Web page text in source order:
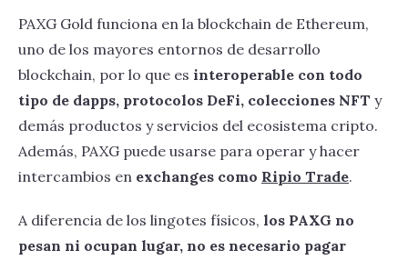
PAXG Gold funciona en la blockchain de Ethereum,
uno de los mayores entornos de desarrollo
blockchain, por lo que es interoperable con todo
tipo de dapps, protocolos DeFi, colecciones NFT y
demás productos y servicios del ecosistema cripto.
Además, PAXG puede usarse para operar y hacer
intercambios en exchanges como Ripio Trade.
A diferencia de los lingotes físicos, los PAXG no
pesan ni ocupan lugar, no es necesario pagar